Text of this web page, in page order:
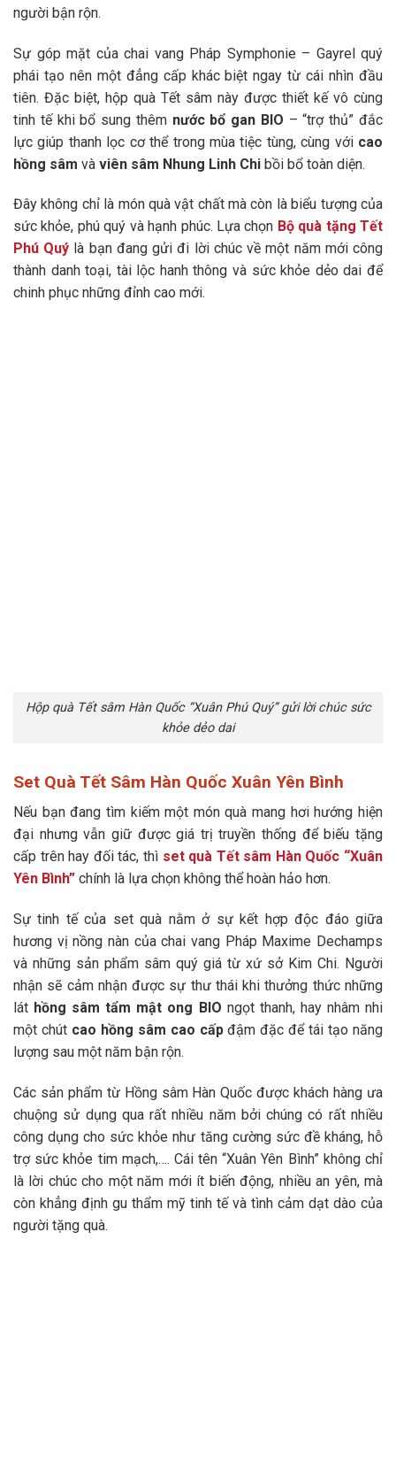
người bận rộn.
Sự góp mặt của chai vang Pháp Symphonie – Gayrel quý
phái tạo nên một đẳng cấp khác biệt ngay từ cái nhìn đầu
tiên. Đặc biệt, hộp quà Tết sâm này được thiết kế vô cùng
tinh tế khi bổ sung thêm nước bổ gan BIO – “trợ thủ” đắc
lực giúp thanh lọc cơ thể trong mùa tiệc tùng, cùng vớicao
hồng sâm và viên sâm Nhung Linh Chi bồi bổ toàn diện.
Đây không chỉ là món quà vật chất mà còn là biểu tượng của
sức khỏe, phú quý và hạnh phúc. Lựa chọn Bộ quà tặng Tết
Phú Quý là bạn đang gửi đi lời chúc về một năm mới công
thành danh toại, tài lộc hanh thông và sức khỏe dẻo dai để
chinh phục những đỉnh cao mới.
Hộp quà Tết sâm Hàn Quốc “Xuân Phú Quý” gửi lời chúc sức
khỏe dẻo dai
Set Quà Tết Sâm Hàn Quốc Xuân Yên Bình
Nếu bạn đang tìm kiếm một món quà mang hơi hướng hiện
đại nhưng vẫn giữ được giá trị truyền thống để biếu tặng
cấp trên hay đối tác, thì set quà Tết sâm Hàn Quốc “Xuân
Yên Bình” chính là lựa chọn không thể hoàn hảo hơn.
Sự tinh tế của set quà nằm ở sự kết hợp độc đáo giữa
hương vị nồng nàn của chai vang Pháp Maxime Dechamps
và những sản phẩm sâm quý giá từ xứ sở Kim Chi. Người
nhận sẽ cảm nhận được sự thư thái khi thưởng thức những
lát hồng sâm tẩm mật ong BIO ngọt thanh, hay nhâm nhi
một chút cao hồng sâm cao cấpđậm đặc để tái tạo năng
lượng sau một năm bận rộn.
Các sản phẩm từ Hồng sâm Hàn Quốc được khách hàng ưa
chuộng sử dụng qua rất nhiều năm bởi chúng có rất nhiều
công dụng cho sức khỏe như tăng cường sức đề kháng, hỗ
trợ sức khỏe tim mạch,…. Cái tên “Xuân Yên Bình” không chỉ
là lời chúc cho một năm mới ít biến động, nhiều an yên, mà
còn khẳng định gu thẩm mỹ tinh tế và tình cảm dạt dào của
người tặng quà.